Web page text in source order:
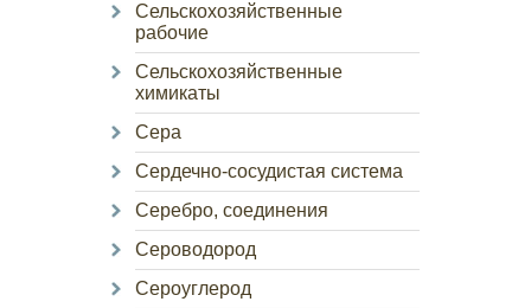
Сельскохозяйственные
рабочие
Сельскохозяйственные
химикаты
Сера
Сердечно-сосудистая система
Серебро, соединения
Сероводород
Сероуглерод